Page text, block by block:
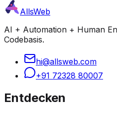
AllsWeb
AI + Automation + Human
Codebasis.
hi@allsweb.com
+91 72328 80007
Entdecken